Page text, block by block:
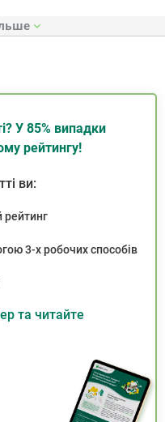
У 85% випадки
рейтингу!
ви:
рейтинг
3-х робочих способів
та читайте